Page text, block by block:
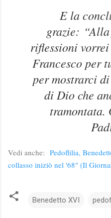
E la
grazie:
riflessioni
Francesco per
per mostrarci
di Dio che
tramontata.
Vedi anche: Pedoflilia,
collasso iniziò nel '68" (Il
Benedetto XVI